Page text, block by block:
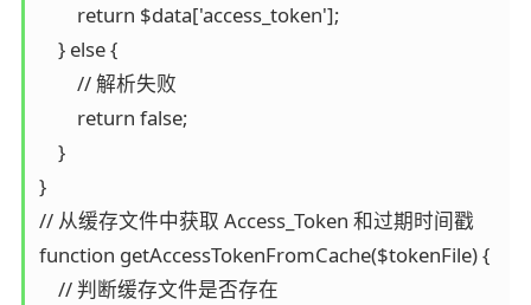
        return $data['access_token'];
    } else {
        // 解析失败
        return false;
    }
}
// 从缓存文件中获取 Access_Token 和过期时间戳
function getAccessTokenFromCache($tokenFile) {
    // 判断缓存文件是否存在